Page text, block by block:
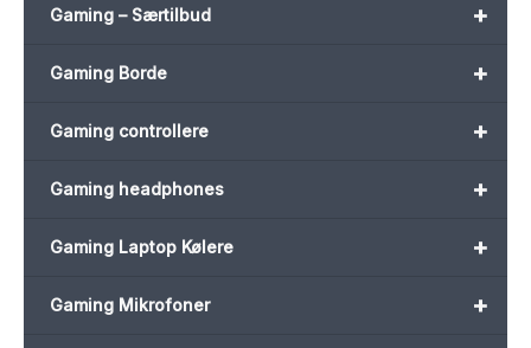
+
Gaming – Særtilbud
+
Gaming Borde
+
Gaming controllere
+
Gaming headphones
+
Gaming Laptop Kølere
+
Gaming Mikrofoner